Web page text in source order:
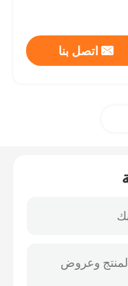
اتصل بنا